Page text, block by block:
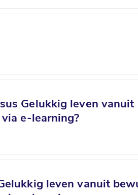
Gelukkig leven
e-learning?
leven vanuit